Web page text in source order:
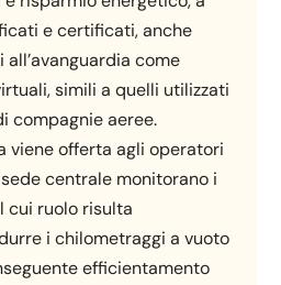
e certificati, anche
come
simili a quelli utilizzati
compagnie aeree.
viene offerta agli operatori
centrale monitorano i
cui ruolo risulta
i chilometraggi a vuoto
efficientamento